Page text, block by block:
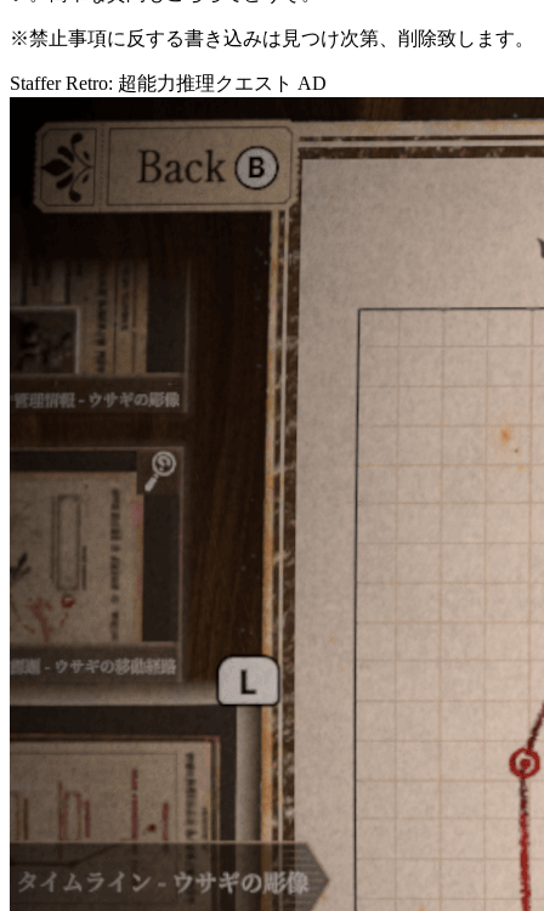
※禁止事項に反する書き込みは見つけ次第、削除致します。
Staffer Retro: 超能力推理クエスト AD